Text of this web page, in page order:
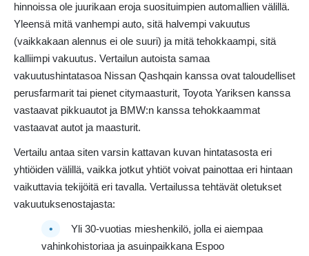
hinnoissa ole juurikaan eroja suosituimpien automallien välillä.
Yleensä mitä vanhempi auto, sitä halvempi vakuutus
(vaikkakaan alennus ei ole suuri) ja mitä tehokkaampi, sitä
kalliimpi vakuutus. Vertailun autoista samaa
vakuutushintatasoa Nissan Qashqain kanssa ovat taloudelliset
perusfarmarit tai pienet citymaasturit, Toyota Yariksen kanssa
vastaavat pikkuautot ja BMW:n kanssa tehokkaammat
vastaavat autot ja maasturit.
Vertailu antaa siten varsin kattavan kuvan hintatasosta eri
yhtiöiden välillä, vaikka jotkut yhtiöt voivat painottaa eri hintaan
vaikuttavia tekijöitä eri tavalla. Vertailussa tehtävät oletukset
vakuutuksenostajasta:
Yli 30-vuotias mieshenkilö, jolla ei aiempaa
vahinkohistoriaa ja asuinpaikkana Espoo